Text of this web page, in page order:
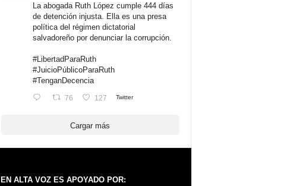
La abogada Ruth López cumple 444 días
de detención injusta. Ella es una presa
política del régimen dictatorial
salvadoreño por denunciar la corrupción.
#LibertadParaRuth
#JuicioPúblicoParaRuth
#TenganDecencia
76 127 Twitter
Cargar más
EN ALTA VOZ ES APOYADO POR: